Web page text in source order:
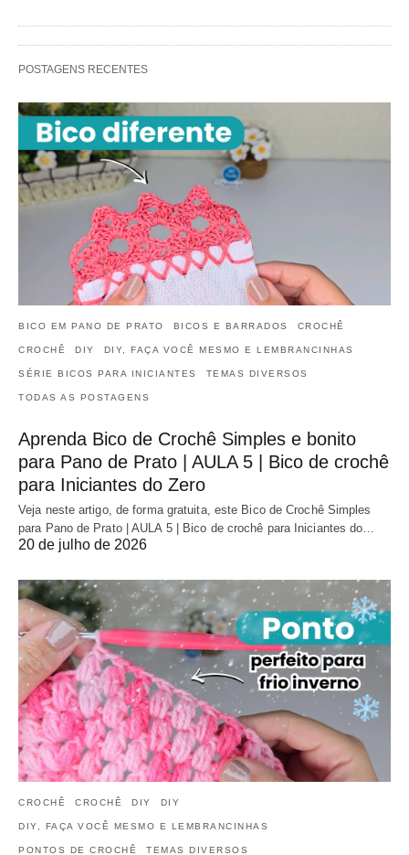
POSTAGENS RECENTES
BICO EM PANO DE PRATO BICOS E BARRADOS CROCHÊ
CROCHÊ DIY DIY, FAÇA VOCÊ MESMO E LEMBRANCINHAS
SÉRIE BICOS PARA INICIANTES TEMAS DIVERSOS
TODAS AS POSTAGENS
Aprenda Bico de Crochê Simples e bonito
para Pano de Prato | AULA 5 | Bico de crochê
para Iniciantes do Zero
Veja neste artigo, de forma gratuita, este Bico de Crochê Simples
para Pano de Prato | AULA 5 | Bico de crochê para Iniciantes do…
20 de julho de 2026
CROCHÊ CROCHÊ DIY DIY
DIY, FAÇA VOCÊ MESMO E LEMBRANCINHAS
PONTOS DE CROCHÊ TEMAS DIVERSOS